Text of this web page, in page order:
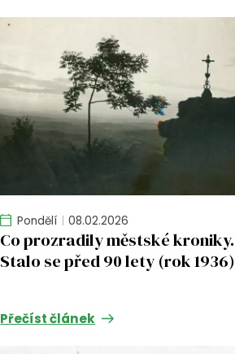
Pondělí 08.02.2026
Co prozradily městské kroniky.
Stalo se před 90 lety (rok 1936)
Přečíst článek